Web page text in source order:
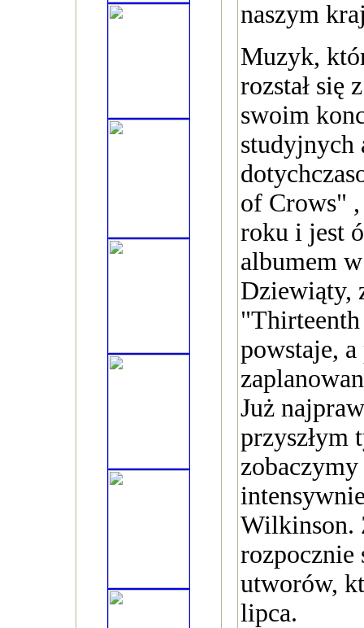
naszym
Muzyk,
rozstał się
swoim
studyjnych
of Crows" ,
roku i jest
albumem
Dziewiąty,
"Thirteenth
powstaje, a
Już
przyszłym
zobaczymy
Wilkinson.
rozpocznie
utworów,
lipca.